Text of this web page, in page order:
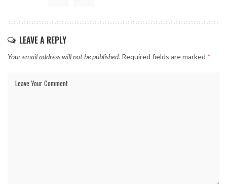
LEAVE A REPLY
Your email address will not be published. Required fields are marked *